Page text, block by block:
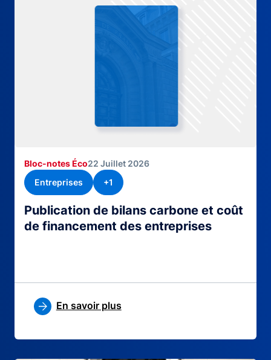
Publication de bilans carbone et coût
de financement des entreprises
Bloc-notes Éco22 Juillet 2026
Entreprises
+1
En savoir plus